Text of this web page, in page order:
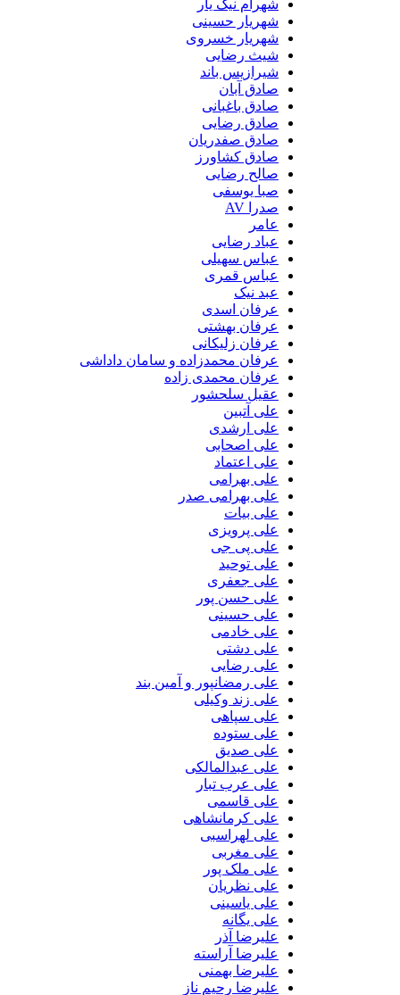
شهرام نیک یار
شهریار حسینی
شهریار خسروی
شیث رضایی
شیرازیس باند
صادق آبان
صادق باغبانی
صادق رضایی
صادق صفدریان
صادق کشاورز
صالح رضایی
صبا یوسفی
صدرا AV
عامر
عباد رضایی
عباس سهیلی
عباس قمری
عبد نیک
عرفان اسدی
عرفان بهشتی
عرفان زلیکانی
عرفان محمدزاده و سامان داداشی
عرفان محمدی زاده
عقیل سلحشور
علی آتبین
علی ارشدی
علی اصحابی
علی اعتماد
علی بهرامی
علی بهرامی صدر
علی بیات
علی پرویزی
علی پی جی
علی توحید
علی جعفری
علی حسن پور
علی حسینی
علی خادمی
علی دشتی
علی رضایی
علی رمضانپور و آمین بند
علی زند وکیلی
علی سپاهی
علی ستوده
علی صدیق
علی عبدالمالکی
علی عرب تبار
علی قاسمی
علی کرمانشاهی
علی لهراسبی
علی مغربی
علی ملک پور
علی نظریان
علی یاسینی
علی یگانه
علیرضا آذر
علیرضا آراسته
علیرضا بهمنی
علیرضا رحیم ناز